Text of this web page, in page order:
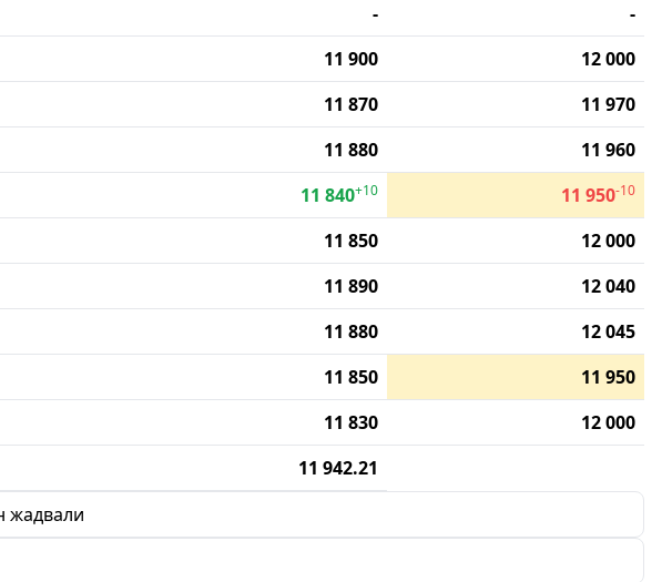
-
-
11 900
12 000
11 870
11 970
11 880
11 960
11 840+10 11 950-10
11 850
12 000
11 890
12 040
11 880
12 045
11 850
11 950
11 830
12 000
11 942.21
жадвали